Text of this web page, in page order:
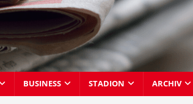
BUSINESS STADION ARCHIV